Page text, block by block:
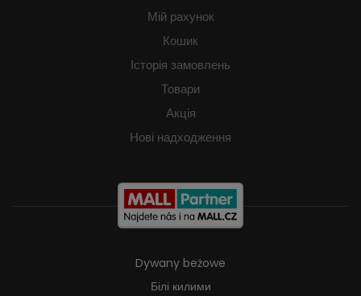
Мій рахунок
Кошик
Історія замовлень
Товари
Акція
Нові надходження
Dywany beżowe
Білі килими